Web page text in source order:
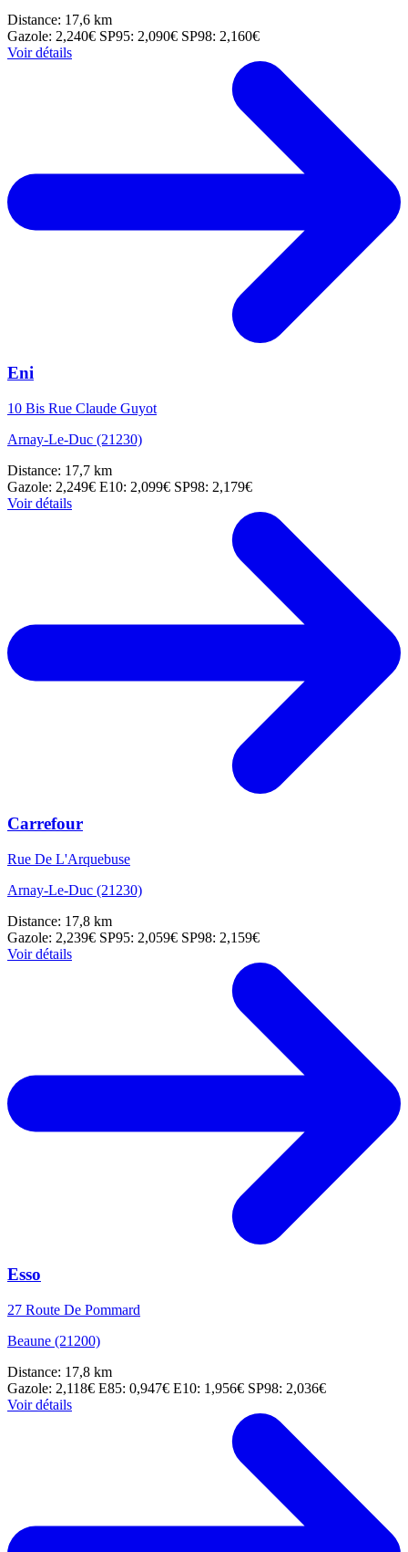
Distance: 17,6 km
Gazole: 2,240€ SP95: 2,090€ SP98: 2,160€
Voir détails
Eni
10 Bis Rue Claude Guyot
Arnay-Le-Duc (21230)
Distance: 17,7 km
Gazole: 2,249€ E10: 2,099€ SP98: 2,179€
Voir détails
Carrefour
Rue De L'Arquebuse
Arnay-Le-Duc (21230)
Distance: 17,8 km
Gazole: 2,239€ SP95: 2,059€ SP98: 2,159€
Voir détails
Esso
27 Route De Pommard
Beaune (21200)
Distance: 17,8 km
Gazole: 2,118€ E85: 0,947€ E10: 1,956€ SP98: 2,036€
Voir détails